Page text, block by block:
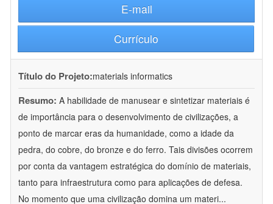
E-mail
Currículo
Título do Projeto:materials informatics
Resumo: A habilidade de manusear e sintetizar materiais é
de importância para o desenvolvimento de civilizações, a
ponto de marcar eras da humanidade, como a idade da
pedra, do cobre, do bronze e do ferro. Tais divisões ocorrem
por conta da vantagem estratégica do domínio de materiais,
tanto para infraestrutura como para aplicações de defesa.
No momento que uma civilização domina um materi...